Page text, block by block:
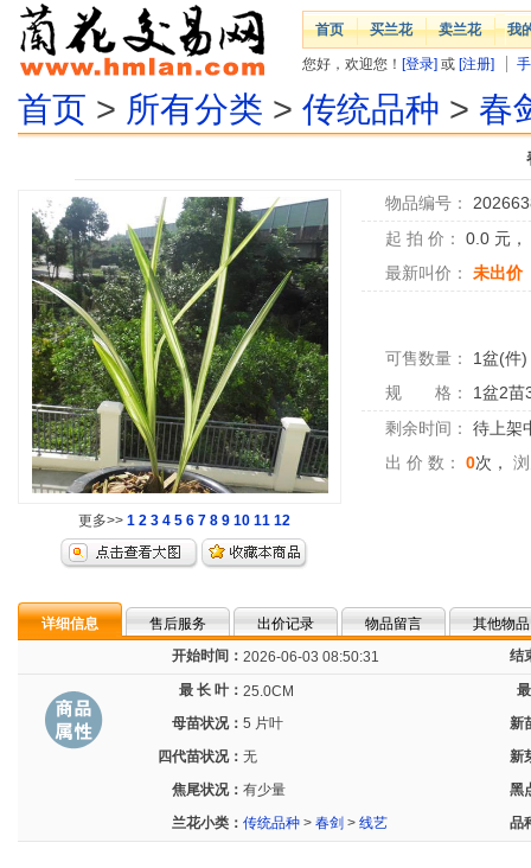
首页 买兰花 卖兰花 我
您好，欢迎您！ [登录] 或 [注册]
首页 > 所有分类 > 传统品种 > 春
更多>> 1 2 3 4 5 6 7 8 9 10 11 12
物品编号：
起 拍 价：
0.0 元，
最新叫价：
未出价
可售数量： 1盆(件)
规 格：
1盆2苗
剩余时间：
待上架
出 价 数：
0次，
详细信息 售后服务 出价记录 物品留言
其他物品
开始时间： 2026-06-03 08:50:31 结
最 长 叶： 25.0CM
母苗状况： 5 片叶
新
四代苗状况： 无
新
焦尾状况： 有少量
黑
兰花小类： 传统品种 > 春剑 > 线艺 品